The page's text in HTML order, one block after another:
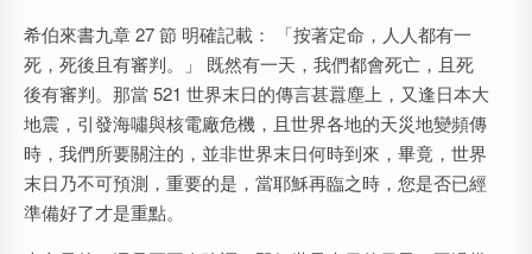
希伯來書九章 27 節 明確記載： 「按著定命，人人都有一
死，死後且有審判。」 既然有一天，我們都會死亡，且死
後有審判。那當 521 世界末日的傳言甚囂塵上，又逢日本大
地震，引發海嘯與核電廠危機，且世界各地的天災地變頻傳
時，我們所要關注的，並非世界末日何時到來，畢竟，世界
末日乃不可預測，重要的是，當耶穌再臨之時，您是否已經
準備好了才是重點。